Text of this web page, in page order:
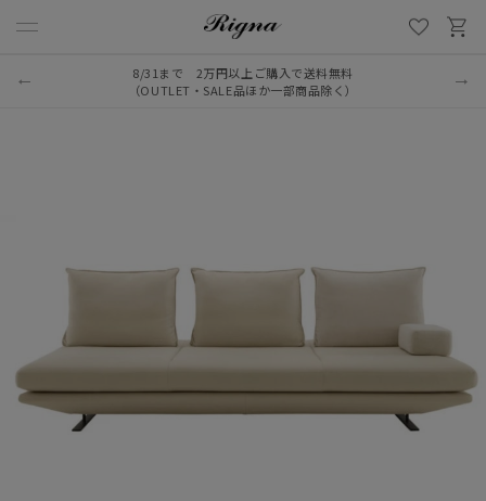
8/31まで 2万円以上ご購入で送料無料
（OUTLET・SALE品ほか一部商品除く）